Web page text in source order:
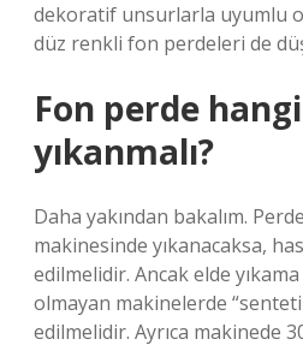
dekoratif unsurlarla uyumlu
düz renkli fon perdeleri de
Fon perde
yıkanmalı?
Daha yakından bakalım.
makinesinde yıkanacaksa,
edilmelidir. Ancak elde
olmayan makinelerde
edilmelidir. Ayrıca makinede